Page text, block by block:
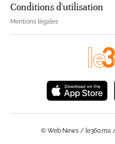
Conditions d'utilisation
Mentions légales
© Web News / le360.ma